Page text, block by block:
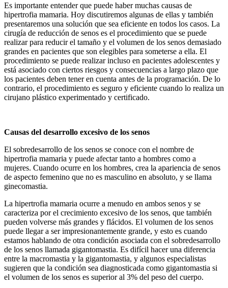
Es importante entender que puede haber muchas causas de
hipertrofia mamaria. Hoy discutiremos algunas de ellas y también
presentaremos una solución que sea eficiente en todos los casos. La
cirugía de reducción de senos es el procedimiento que se puede
realizar para reducir el tamaño y el volumen de los senos demasiado
grandes en pacientes que son elegibles para someterse a ella. El
procedimiento se puede realizar incluso en pacientes adolescentes y
está asociado con ciertos riesgos y consecuencias a largo plazo que
los pacientes deben tener en cuenta antes de la programación. De lo
contrario, el procedimiento es seguro y eficiente cuando lo realiza un
cirujano plástico experimentado y certificado.
Causas del desarrollo excesivo de los senos
El sobredesarrollo de los senos se conoce con el nombre de
hipertrofia mamaria y puede afectar tanto a hombres como a
mujeres. Cuando ocurre en los hombres, crea la apariencia de senos
de aspecto femenino que no es masculino en absoluto, y se llama
ginecomastia.
La hipertrofia mamaria ocurre a menudo en ambos senos y se
caracteriza por el crecimiento excesivo de los senos, que también
pueden volverse más grandes y flácidos. El volumen de los senos
puede llegar a ser impresionantemente grande, y esto es cuando
estamos hablando de otra condición asociada con el sobredesarrollo
de los senos llamada gigantomastia. Es difícil hacer una diferencia
entre la macromastia y la gigantomastia, y algunos especialistas
sugieren que la condición sea diagnosticada como gigantomastia si
el volumen de los senos es superior al 3% del peso del cuerpo.